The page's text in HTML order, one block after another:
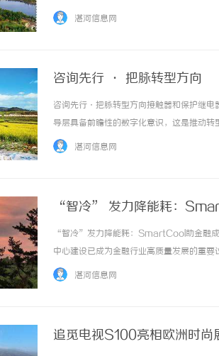
准化、可移植的容器单元，结合微服务架构
湛河信息网
咨询先行 · 把脉转型方向
咨询先行·把脉转型方向接触器和保护继电
导层具备前瞻性的数字化意识，这是推动转
以确保战略得到有效执行。此外，建立高效
湛河信息网
“智冷” 发力降能耗：
“智冷”发力降能耗：SmartCool助金融
中心建设已成为金融行业高质量发展的重
术创新与节能降耗的融合路径，在北京、
湛河信息网
追觅电视S100亮相欧洲时